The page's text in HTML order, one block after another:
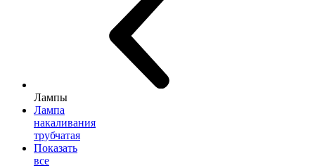
Лампы
Лампа
накаливания
трубчатая
Показать
все